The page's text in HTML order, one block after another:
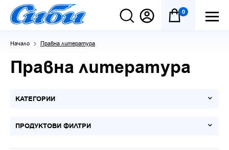
0
Начало Правна литература
Правна литература
КАТЕГОРИИ
ПРОДУКТОВИ ФИЛТРИ